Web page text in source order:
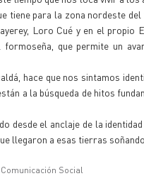
tiene para la zona nordeste
Loro Cué y en el
que permite un
hace que nos sintamos
a la búsqueda de hitos
desde el anclaje de la
llegaron a esas tierras
Social